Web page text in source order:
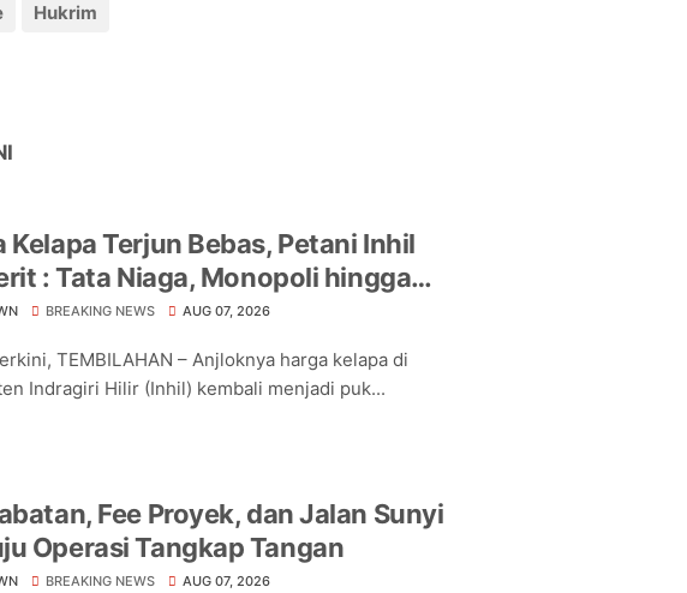
Hukrim
Kelapa Terjun Bebas, Petani Inhil
: Tata Niaga, Monopoli hingga
Regulasi Jadi Sorotan
BREAKING NEWS AUG 07, 2026
TEMBILAHAN – Anjloknya harga kelapa di
Indragiri Hilir (Inhil) kembali menjadi puk...
Fee Proyek, dan Jalan Sunyi
Operasi Tangkap Tangan
BREAKING NEWS AUG 07, 2026